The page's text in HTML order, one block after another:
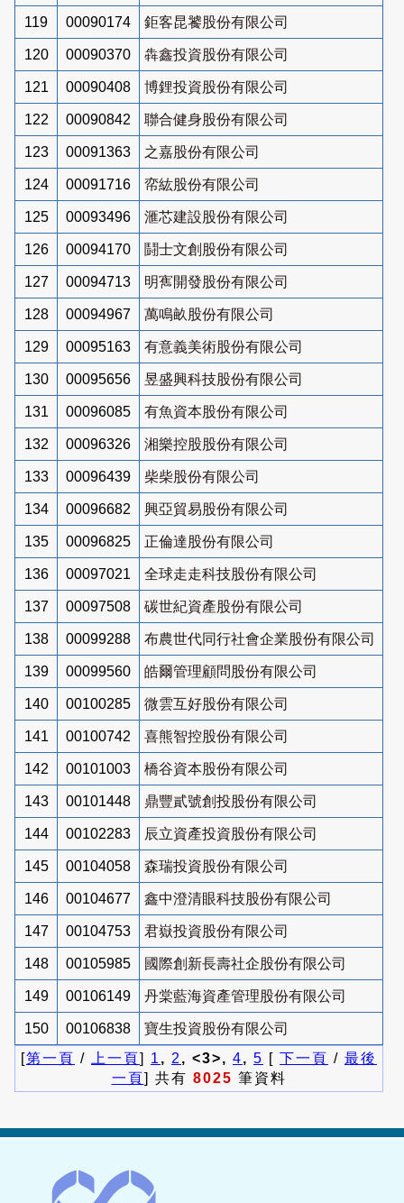
119 00090174 鉅客昆饕股份有限公司
120 00090370 犇鑫投資股份有限公司
121 00090408 博鋰投資股份有限公司
122 00090842 聯合健身股份有限公司
123 00091363 之嘉股份有限公司
124 00091716 帟紘股份有限公司
125 00093496 滙芯建設股份有限公司
126 00094170 鬪士文創股份有限公司
127 00094713 明寯開發股份有限公司
128 00094967 萬鳴畝股份有限公司
129 00095163 有意義美術股份有限公司
130 00095656 昱盛興科技股份有限公司
131 00096085 有魚資本股份有限公司
132 00096326 湘樂控股股份有限公司
133 00096439 柴柴股份有限公司
134 00096682 興亞貿易股份有限公司
135 00096825 正倫達股份有限公司
136 00097021 全球走走科技股份有限公司
137 00097508 碳世紀資產股份有限公司
138 00099288 布農世代同行社會企業股份有限公司
139 00099560 皓爾管理顧問股份有限公司
140 00100285 微雲互好股份有限公司
141 00100742 喜熊智控股份有限公司
142 00101003 橋谷資本股份有限公司
143 00101448 鼎豐貳號創投股份有限公司
144 00102283 辰立資產投資股份有限公司
145 00104058 森瑞投資股份有限公司
146 00104677 鑫中澄清眼科技股份有限公司
147 00104753 君嶽投資股份有限公司
148 00105985 國際創新長壽社企股份有限公司
149 00106149 丹棠藍海資產管理股份有限公司
150 00106838
寶生投資股份有限公司
[第一頁 / 上一頁] 1 , 2 , <3>, 4, 5 [ 下一頁 / 最後
一頁] 共有 8025 筆資料